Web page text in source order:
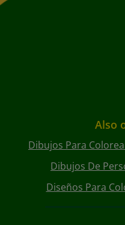
Also
Dibujos Para
Dibujos De
Diseños Para